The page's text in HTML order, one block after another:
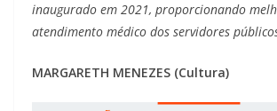
inaugurado em 2021, proporcionando
atendimento médico dos servidores
MARGARETH MENEZES (Cultura)